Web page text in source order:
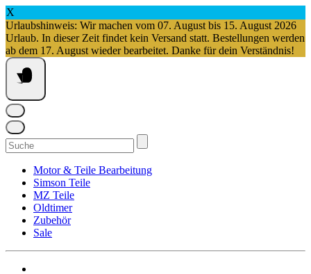
X
Urlaubshinweis: Wir machen vom 07. August bis 15. August 2026
Urlaub. In dieser Zeit findet kein Versand statt. Bestellungen werden
ab dem 17. August wieder bearbeitet. Danke für dein Verständnis!
Springe
zum
Inhalt
Suchen
nach:
Motor & Teile Bearbeitung
Simson Teile
MZ Teile
Oldtimer
Zubehör
Sale